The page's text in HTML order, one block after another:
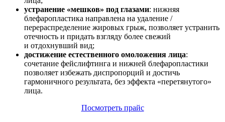
устранение «мешков» под глазами: нижняя
блефаропластика направлена на удаление /
перераспределение жировых грыж, позволяет устранить
отечность и придать взгляду более свежий
и отдохнувший вид;
достижение естественного омоложения лица:
сочетание фейслифтинга и нижней блефаропластики
позволяет избежать диспропорций и достичь
гармоничного результата, без эффекта «перетянутого»
лица.
Посмотреть прайс